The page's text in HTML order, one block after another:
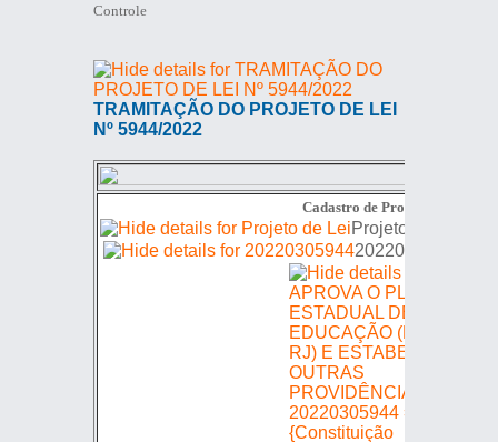
Controle
TRAMITAÇÃO DO PROJETO DE LEI
Nº 5944/2022
Cadastro de Proposições
Projeto de Lei
20220305944